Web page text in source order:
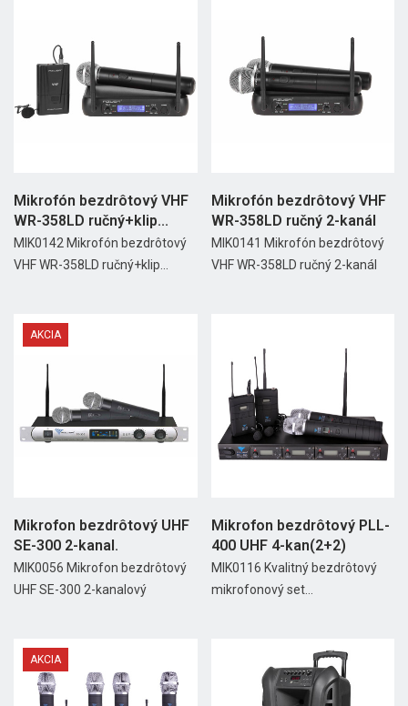
Mikrofón bezdrôtový VHF
WR-358LD ručný+klip...
MIK0142 Mikrofón bezdrôtový
VHF WR-358LD ručný+klip...
Mikrofón bezdrôtový VHF
WR-358LD ručný 2-kanál
MIK0141 Mikrofón bezdrôtový
VHF WR-358LD ručný 2-kanál
AKCIA
Mikrofon bezdrôtový UHF
SE-300 2-kanal.
MIK0056 Mikrofon bezdrôtový
UHF SE-300 2-kanalový
Mikrofon bezdrôtový PLL-
400 UHF 4-kan(2+2)
MIK0116 Kvalitný bezdrôtový
mikrofonový set...
AKCIA